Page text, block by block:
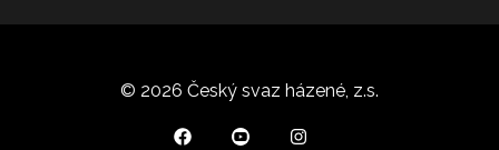
© 2026 Český svaz házené, z.s.